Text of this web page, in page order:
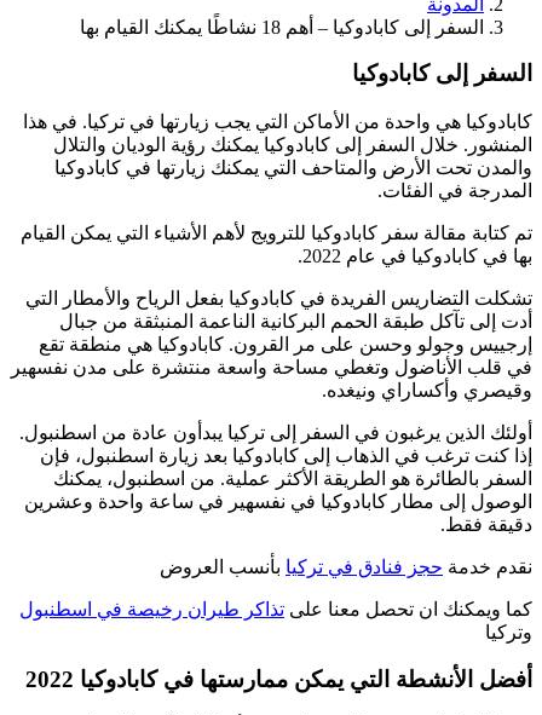
السفر إلى كابادوكيا – أهم 18 نشاطًا يمكنك القيام بها
السفر إلى كابادوكيا
كابادوكيا هي واحدة من الأماكن التي يجب زيارتها في تركيا. في هذا
المنشور. خلال السفر إلى كابادوكيا يمكنك رؤية الوديان والتلال
والمدن تحت الأرض والمتاحف التي يمكنك زيارتها في كابادوكيا
المدرجة في الفئات.
تم كتابة مقالة سفر كابادوكيا للترويج لأهم الأشياء التي يمكن القيام
بها في كابادوكيا في عام 2022.
تشكلت التضاريس الفريدة في كابادوكيا بفعل الرياح والأمطار التي
أدت إلى تآكل طبقة الحمم البركانية الناعمة المنبثقة من جبال
إرجييس وجولو وحسن على مر القرون. كابادوكيا هي منطقة تقع
في قلب الأناضول وتغطي مساحة واسعة منتشرة على مدن نفسهير
وقيصري وأكساراي ونيغده.
أولئك الذين يرغبون في السفر إلى تركيا يبدأون عادة من اسطنبول.
إذا كنت ترغب في الذهاب إلى كابادوكيا بعد زيارة اسطنبول، فإن
السفر بالطائرة هو الطريقة الأكثر عملية. من اسطنبول، يمكنك
الوصول إلى مطار كابادوكيا في نفسهير في ساعة واحدة وعشرين
دقيقة فقط.
نقدم خدمة حجز فنادق في تركيا بأنسب العروض
كما ويمكنك ان تحصل معنا على تذاكر طيران رخيصة في اسطنبول
وتركيا
أفضل الأنشطة التي يمكن ممارستها في كابادوكيا 2022